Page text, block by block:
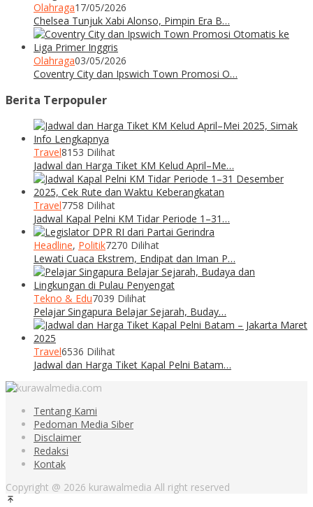
Olahraga17/05/2026
Chelsea Tunjuk Xabi Alonso, Pimpin Era B…
Olahraga03/05/2026
Coventry City dan Ipswich Town Promosi O…
Berita Terpopuler
Travel8153 Dilihat
Jadwal dan Harga Tiket KM Kelud April–Me…
Travel7758 Dilihat
Jadwal Kapal Pelni KM Tidar Periode 1–31…
Headline, Politik7270 Dilihat
Lewati Cuaca Ekstrem, Endipat dan Iman P…
Tekno & Edu7039 Dilihat
Pelajar Singapura Belajar Sejarah, Buday…
Travel6536 Dilihat
Jadwal dan Harga Tiket Kapal Pelni Batam…
Tentang Kami
Pedoman Media Siber
Disclaimer
Redaksi
Kontak
Copyright @ 2026 kurawalmedia All right reserved